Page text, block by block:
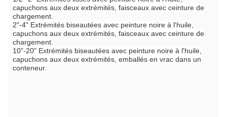
capuchons aux deux extrémités, faisceaux avec ceinture de
chargement.
2"-4" Extrémités biseautées avec peinture noire à l'huile,
capuchons aux deux extrémités, faisceaux avec ceinture de
chargement.
10"-20" Extrémités biseautées avec peinture noire à l'huile,
capuchons aux deux extrémités, emballés en vrac dans un
conteneur.